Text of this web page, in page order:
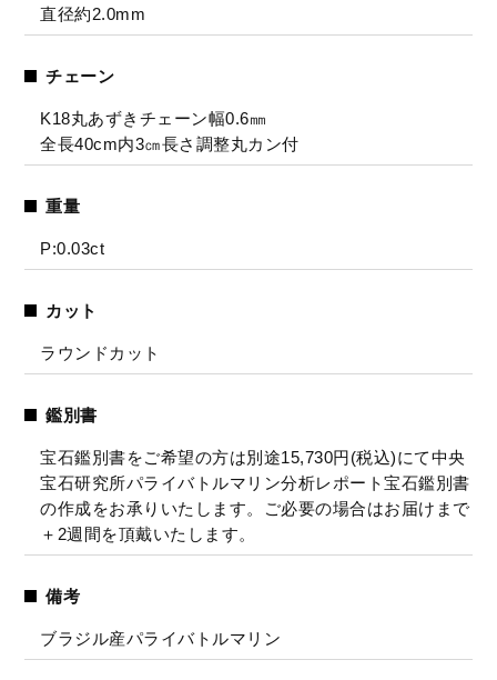
直径約2.0mm
チェーン
K18丸あずきチェーン幅0.6㎜
全長40cm内3㎝長さ調整丸カン付
重量
P:0.03ct
カット
ラウンドカット
鑑別書
宝石鑑別書をご希望の方は別途15,730円(税込)にて中央
宝石研究所パライバトルマリン分析レポート宝石鑑別書
の作成をお承りいたします。ご必要の場合はお届けまで
＋2週間を頂戴いたします。
備考
ブラジル産パライバトルマリン